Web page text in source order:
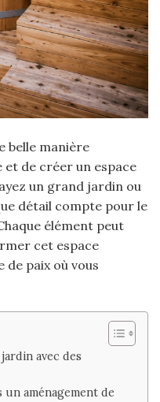
belle manière
de créer un espace
un grand jardin ou
détail compte pour le
élément peut
cet espace
de paix où vous
avec des
aménagement de